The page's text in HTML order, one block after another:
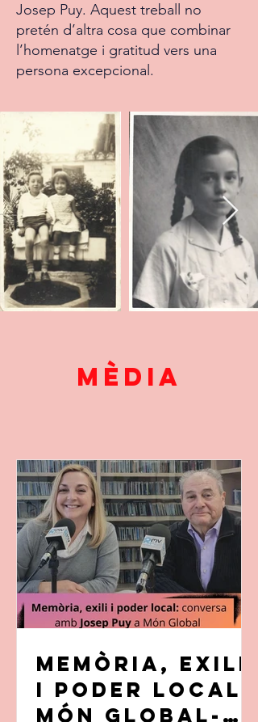
Josep Puy. Aquest treball no
pretén d’altra cosa que combinar
l’homenatge i gratitud vers una
persona excepcional.
mèdia
Memòria, exili
i poder local:
MÓN GLOBAL-